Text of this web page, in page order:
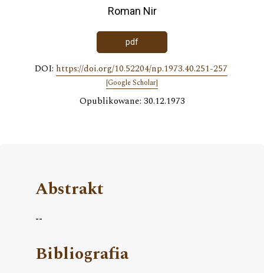
Roman Nir
pdf
DOI: https://doi.org/10.52204/np.1973.40.251-257
[Google Scholar]
Opublikowane: 30.12.1973
Abstrakt
--
Bibliografia